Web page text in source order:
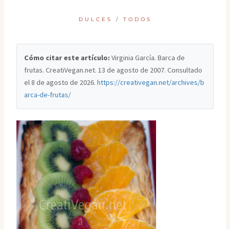
DULCES / TODOS
Cómo citar este artículo: Virginia García. Barca de
frutas. CreatiVegan.net. 13 de agosto de 2007. Consultado
el 8 de agosto de 2026.https://creativegan.net/archives/b
arca-de-frutas/